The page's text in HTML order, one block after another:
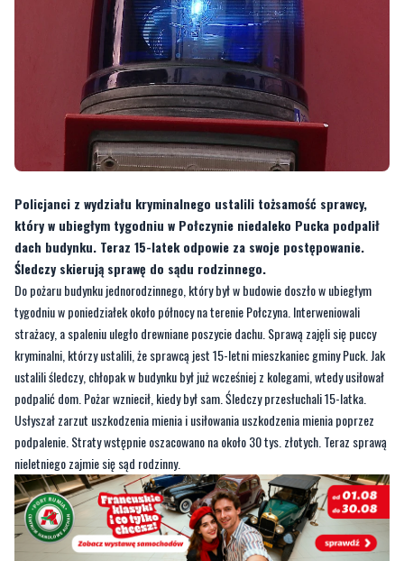
Policjanci z wydziału kryminalnego ustalili tożsamość sprawcy,
który w ubiegłym tygodniu w Połczynie niedaleko Pucka podpalił
dach budynku. Teraz 15-latek odpowie za swoje postępowanie.
Śledczy skierują sprawę do sądu rodzinnego.
Do pożaru budynku jednorodzinnego, który był w budowie doszło w ubiegłym
tygodniu w poniedziałek około północy na terenie Połczyna. Interweniowali
strażacy, a spaleniu uległo drewniane poszycie dachu. Sprawą zajęli się puccy
kryminalni, którzy ustalili, że sprawcą jest 15-letni mieszkaniec gminy Puck. Jak
ustalili śledczy, chłopak w budynku był już wcześniej z kolegami, wtedy usiłował
podpalić dom. Pożar wzniecił, kiedy był sam. Śledczy przesłuchali 15-latka.
Usłyszał zarzut uszkodzenia mienia i usiłowania uszkodzenia mienia poprzez
podpalenie. Straty wstępnie oszacowano na około 30 tys. złotych. Teraz sprawą
nieletniego zajmie się sąd rodzinny.